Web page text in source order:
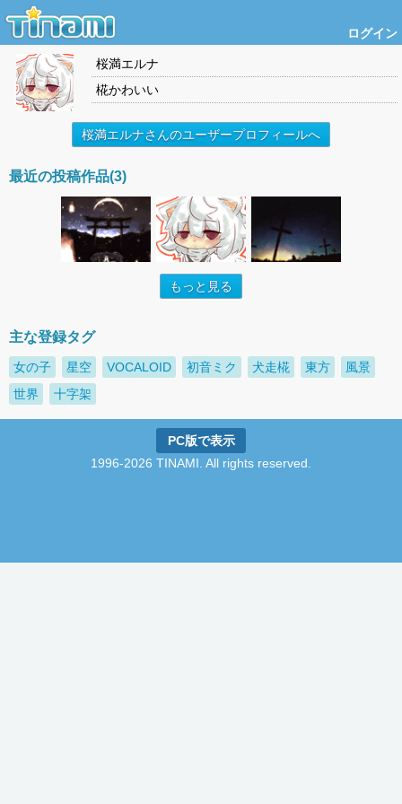
ログイン
桜満エルナ
椛かわいい
桜満エルナさんのユーザープロフィールへ
最近の投稿作品(3)
もっと見る
主な登録タグ
女の子 星空 VOCALOID 初音ミク 犬走椛 東方
風景
世界
十字架
PC版で表示
1996-2026 TINAMI. All rights reserved.